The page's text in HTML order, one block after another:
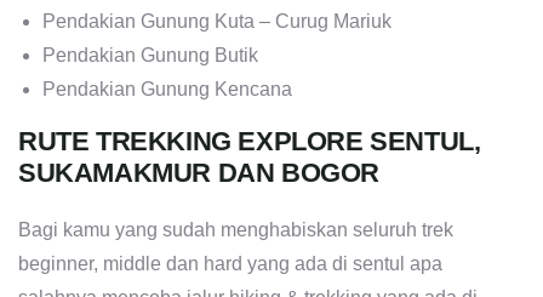
Pendakian Gunung Kuta – Curug Mariuk
Pendakian Gunung Butik
Pendakian Gunung Kencana
RUTE TREKKING EXPLORE SENTUL,
SUKAMAKMUR DAN BOGOR
Bagi kamu yang sudah menghabiskan seluruh trek
beginner, middle dan hard yang ada di sentul apa